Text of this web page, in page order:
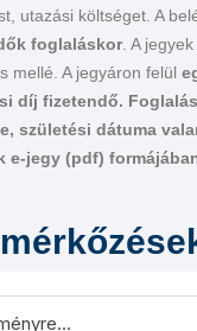
utazási költséget. A
foglaláskor. A jegyek
mellé. A jegyáron felül
díj fizetendő.
születési dátuma
e-jegy (pdf)